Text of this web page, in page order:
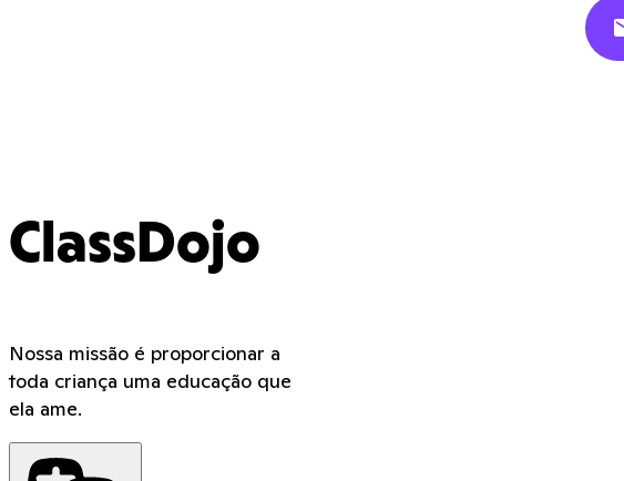
ClassDojo
Nossa missão é proporcionar a
toda criança uma educação que
ela ame.